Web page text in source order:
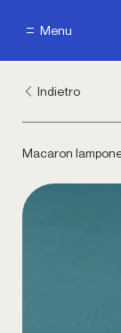
Menu
Indietro
Macaron